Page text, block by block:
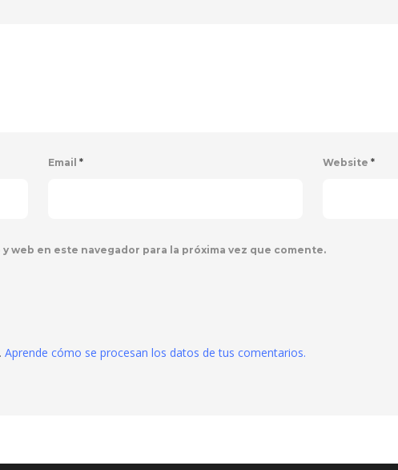
Email * Website *
web en este navegador para la próxima vez que comente.
Aprende cómo se procesan los datos de tus comentarios.